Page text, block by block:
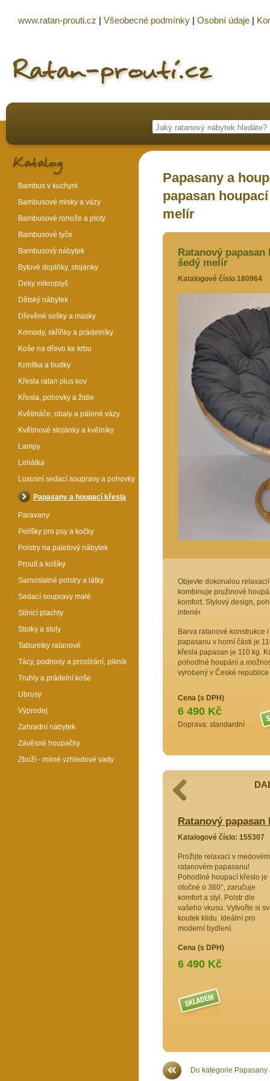
Papasany a
papasan
melír
Ratanový
šedý melír
Katalogové číslo 180964
Objevte dokonalou
kombinuje pružinové
komfort. Stylový design,
interiér.
Barva ratanové konstrukce
papasanu v horní části je
křesla papasan je 110 kg.
pohodlné houpání a
vyrobený v České
Cena (s DPH)
6 490 Kč
Doprava: standardní
Ratanový
Katalogové číslo: 155307
Prožijte relaxaci v medovém
ratanovém papasanu!
Pohodlné houpací křeslo je
otočné o 360°, zaručuje
komfort a styl. Polstr dle
vašeho vkusu. Vytvořte si
koutek klidu. Ideální pro
moderní bydlení.
Cena (s DPH)
6 490 Kč
Do kategorie
Bambus v kuchyni
Bambusové misky a vázy
Bambusové rohože a ploty
Bambusové tyče
Bambusový nábytek
Bytové doplňky, stojánky
Deky mikroplyš
Dětský nábytek
Dřevěné sošky a masky
Komody, skříňky a prádelníky
Koše na dřevo ke krbu
Krmítka a budky
Křesla ratan plus kov
Křesla, pohovky a židle
Květináče, obaly a pálené vázy
Květinové stojánky a květníky
Lampy
Lehátka
Luxusní sedací soupravy a pohovky
Papasany a houpací křesla
Paravany
Pelíšky pro psy a kočky
Polstry na paletový nábytek
Proutí a košíky
Samostatné polstry a látky
Sedací soupravy malé
Stínící plachty
Stolky a stoly
Taburetky ratanové
Tácy, podnosy a prostírání, piknik
Truhly a prádelní koše
Ubrusy
Výprodej
Zahradní nábytek
Závěsné houpačky
Zboží - mírné vzhledové vady
www.ratan-prouti.cz | Všeobecné podmínky | Osobní údaje |